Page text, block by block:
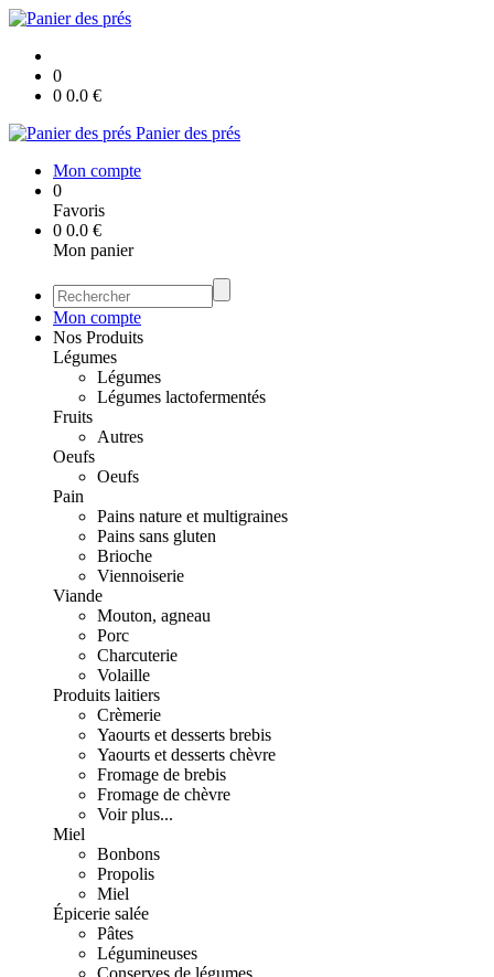
0
0 0.0 €
Panier des prés
Mon compte
0
Favoris
0 0.0 €
Mon panier
Mon compte
Nos Produits
Légumes
Légumes
Légumes lactofermentés
Fruits
Autres
Oeufs
Oeufs
Pain
Pains nature et multigraines
Pains sans gluten
Brioche
Viennoiserie
Viande
Mouton, agneau
Porc
Charcuterie
Volaille
Produits laitiers
Crèmerie
Yaourts et desserts brebis
Yaourts et desserts chèvre
Fromage de brebis
Fromage de chèvre
Voir plus...
Miel
Bonbons
Propolis
Miel
Épicerie salée
Pâtes
Légumineuses
Conserves de légumes